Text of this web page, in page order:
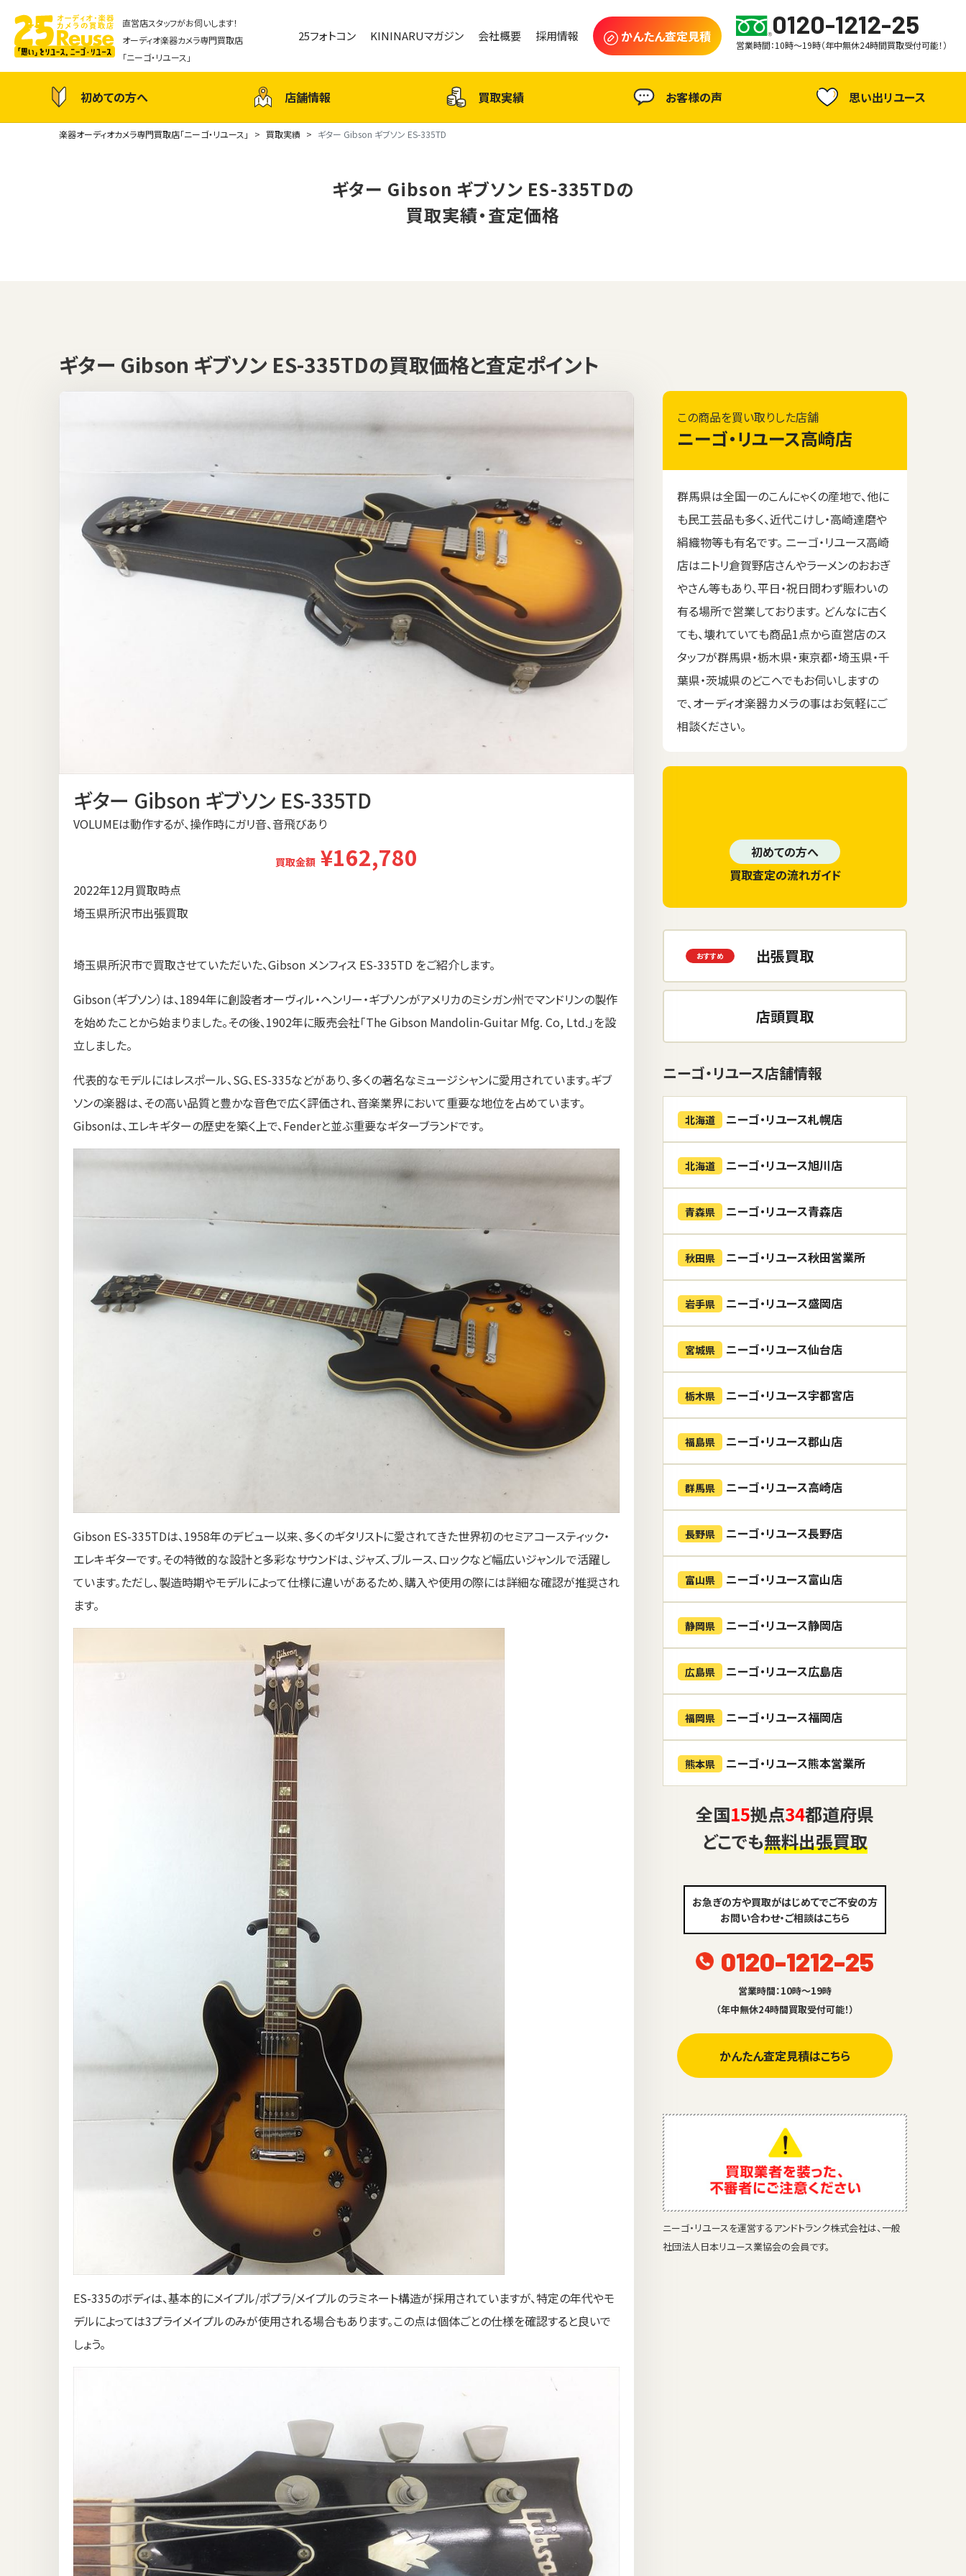
直営店スタッフがお伺いします！
オーディオ楽器カメラ専門買取店
「ニーゴ・リユース」
25フォトコン KININARUマガジン 会社概要 採用情報 かんたん査定見積 0120-1212-25
営業時間：10時～19時（年中無休24時間買取受付可能！）
初めての方へ 店舗情報 買取実績 お客様の声 思い出リユース
楽器オーディオカメラ専門買取店「ニーゴ・リユース」 買取実績 ギター Gibson ギブソン ES-335TD
ギター Gibson ギブソン ES-335TDの
買取実績・査定価格
ギター Gibson ギブソン ES-335TDの買取価格と査定ポイント
ギター Gibson ギブソン ES-335TD
VOLUMEは動作するが、操作時にガリ音、音飛びあり
買取金額 ¥162,780
2022年12月買取時点
埼玉県所沢市出張買取
埼玉県所沢市で買取させていただいた、Gibson メンフィス ES-335TD をご紹介します。
Gibson（ギブソン）は、1894年に創設者オーヴィル・ヘンリー・ギブソンがアメリカのミシガン州でマンドリンの製作
を始めたことから始まりました。その後、1902年に販売会社「The Gibson Mandolin-Guitar Mfg. Co, Ltd.」を設
立しました。
代表的なモデルにはレスポール、SG、ES-335などがあり、多くの著名なミュージシャンに愛用されています。ギブ
ソンの楽器は、その高い品質と豊かな音色で広く評価され、音楽業界において重要な地位を占めています。
Gibsonは、エレキギターの歴史を築く上で、Fenderと並ぶ重要なギターブランドです。
Gibson ES-335TDは、1958年のデビュー以来、多くのギタリストに愛されてきた世界初のセミアコースティック・
エレキギターです。その特徴的な設計と多彩なサウンドは、ジャズ、ブルース、ロックなど幅広いジャンルで活躍し
ています。ただし、製造時期やモデルによって仕様に違いがあるため、購入や使用の際には詳細な確認が推奨され
ます。
ES-335のボディは、基本的にメイプル/ポプラ/メイプルのラミネート構造が採用されていますが、特定の年代やモ
デルによっては3プライメイプルのみが使用される場合もあります。この点は個体ごとの仕様を確認すると良いで
しょう。
この商品を買い取りした店舗
ニーゴ・リユース高崎店
群馬県は全国一のこんにゃくの産地で、他に
も民工芸品も多く、近代こけし・高崎達磨や
絹織物等も有名です。 ニーゴ・リユース高崎
店はニトリ倉賀野店さんやラーメンのおおぎ
やさん等もあり、平日・祝日問わず賑わいの
有る場所で営業しております。 どんなに古く
ても、壊れていても商品1点から直営店のス
タッフが群馬県・栃木県・東京都・埼玉県・千
葉県・茨城県のどこへでもお伺いしますの
で、オーディオ楽器カメラの事はお気軽にご
相談ください。
初めての方へ
買取査定の流れガイド
出張買取
店頭買取
ニーゴ・リユース店舗情報
北海道 ニーゴ・リユース札幌店
北海道 ニーゴ・リユース旭川店
青森県 ニーゴ・リユース青森店
秋田県 ニーゴ・リユース秋田営業所
岩手県 ニーゴ・リユース盛岡店
宮城県 ニーゴ・リユース仙台店
栃木県 ニーゴ・リユース宇都宮店
福島県 ニーゴ・リユース郡山店
群馬県 ニーゴ・リユース高崎店
長野県 ニーゴ・リユース長野店
富山県 ニーゴ・リユース富山店
静岡県 ニーゴ・リユース静岡店
広島県 ニーゴ・リユース広島店
福岡県 ニーゴ・リユース福岡店
熊本県 ニーゴ・リユース熊本営業所
全国15拠点34都道府県
どこでも無料出張買取
お急ぎの方や買取がはじめてでご不安の方
お問い合わせ・ご相談はこちら
0120-1212-25
営業時間：10時～19時
（年中無休24時間買取受付可能！）
かんたん査定見積はこちら
ニーゴ・リユースを運営するアンドトランク株式会社は、一般
社団法人日本リユース業協会の会員です。